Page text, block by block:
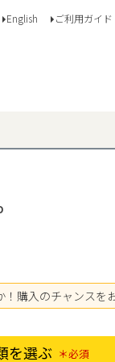
English ご利用ガイド
！購入のチャンスを
を選ぶ